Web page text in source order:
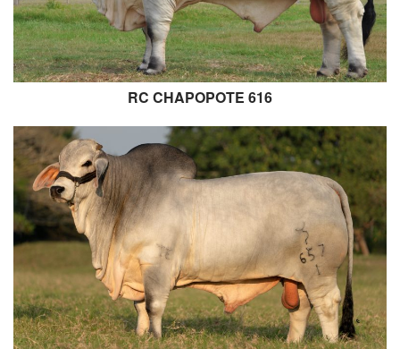
RC CHAPOPOTE 616